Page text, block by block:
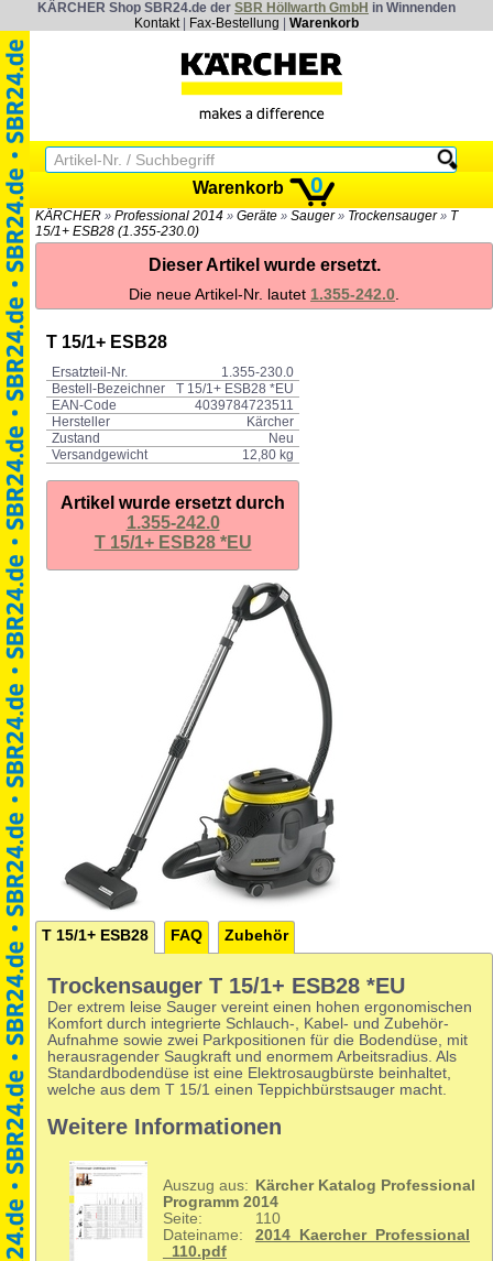
KÄRCHER Shop SBR24.de der SBR Höllwarth GmbH in Winnenden
Kontakt| Fax-Bestellung Warenkorb
Warenkorb 0
KÄRCHER » Professional 2014 » Geräte » Sauger» Trockensauger» T
15/1+ ESB28 (1.355-230.0)
Dieser Artikel wurde ersetzt.
Die neue Artikel-Nr. lautet 1.355-242.0.
T 15/1+ ESB28
Ersatzteil-Nr.
1.355-230.0
Bestell-Bezeichner
T 15/1+ ESB28 *EU
EAN-Code
4039784723511
Hersteller
Kärcher
Zustand
Neu
Versandgewicht
12,80 kg
Artikel wurde ersetzt durch
1.355-242.0
T 15/1+ ESB28 *EU
T 15/1+ ESB28 FAQ Zubehör
Trockensauger T 15/1+ ESB28 *EU
Der extrem leise Sauger vereint einen hohen ergonomischen
Komfort durch integrierte Schlauch-, Kabel- und Zubehör-
Aufnahme sowie zwei Parkpositionen für die Bodendüse, mit
herausragender Saugkraft und enormem Arbeitsradius. Als
Standardbodendüse ist eine Elektrosaugbürste beinhaltet,
welche aus dem T 15/1 einen Teppichbürstsauger macht.
Weitere Informationen
Auszug aus:
Kärcher Katalog Professional
Programm 2014
Seite:
110
Dateiname:
2014_Kaercher_Professional
_110.pdf